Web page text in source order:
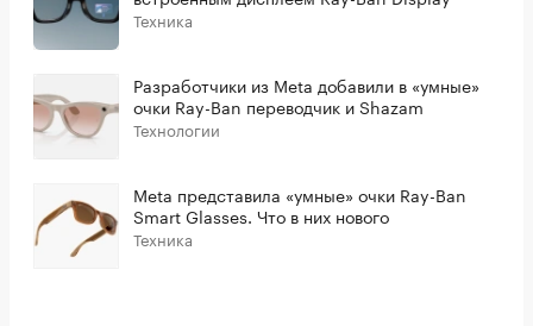
Техника
Разработчики из Meta добавили в «умные»
очки Ray-Ban переводчик и Shazam
Технологии
Meta представила «умные» очки Ray-Ban
Smart Glasses. Что в них нового
Техника